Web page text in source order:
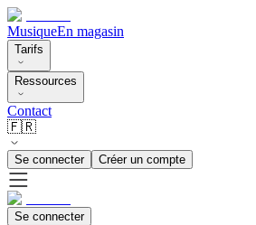
MusiqueEn magasin
Tarifs
Ressources
Contact
🇫🇷
Se connecter Créer un compte
Se connecter